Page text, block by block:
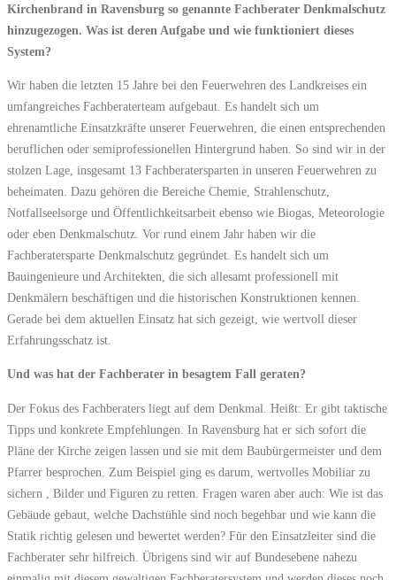
Kirchenbrand in Ravensburg so genannte Fachberater Denkmalschutz
hinzugezogen. Was ist deren Aufgabe und wie funktioniert dieses
System?
Wir haben die letzten 15 Jahre bei den Feuerwehren des Landkreises ein
umfangreiches Fachberaterteam aufgebaut. Es handelt sich um
ehrenamtliche Einsatzkräfte unserer Feuerwehren, die einen entsprechenden
beruflichen oder semiprofessionellen Hintergrund haben. So sind wir in der
stolzen Lage, insgesamt 13 Fachberatersparten in unseren Feuerwehren zu
beheimaten. Dazu gehören die Bereiche Chemie, Strahlenschutz,
Notfallseelsorge und Öffentlichkeitsarbeit ebenso wie Biogas, Meteorologie
oder eben Denkmalschutz. Vor rund einem Jahr haben wir die
Fachberatersparte Denkmalschutz gegründet. Es handelt sich um
Bauingenieure und Architekten, die sich allesamt professionell mit
Denkmälern beschäftigen und die historischen Konstruktionen kennen.
Gerade bei dem aktuellen Einsatz hat sich gezeigt, wie wertvoll dieser
Erfahrungsschatz ist.
Und was hat der Fachberater in besagtem Fall geraten?
Der Fokus des Fachberaters liegt auf dem Denkmal. Heißt: Er gibt taktische
Tipps und konkrete Empfehlungen. In Ravensburg hat er sich sofort die
Pläne der Kirche zeigen lassen und sie mit dem Baubürgermeister und dem
Pfarrer besprochen. Zum Beispiel ging es darum, wertvolles Mobiliar zu
sichern , Bilder und Figuren zu retten. Fragen waren aber auch: Wie ist das
Gebäude gebaut, welche Dachstühle sind noch begehbar und wie kann die
Statik richtig gelesen und bewertet werden? Für den Einsatzleiter sind die
Fachberater sehr hilfreich. Übrigens sind wir auf Bundesebene nahezu